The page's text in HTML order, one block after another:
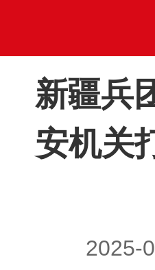
新疆兵
安机关
2025-